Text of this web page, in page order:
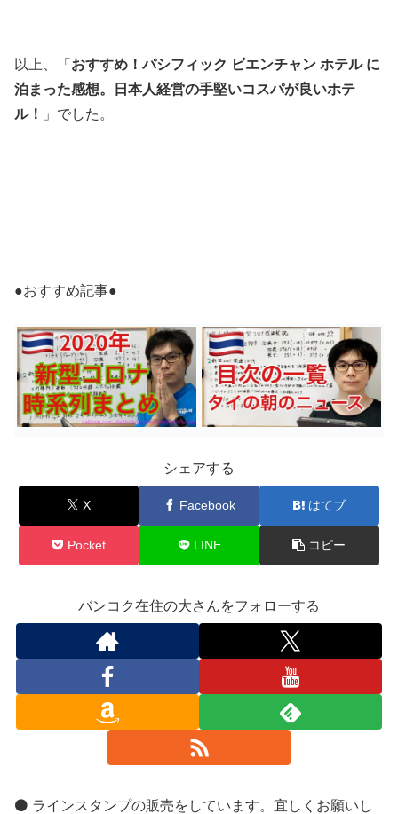
以上、「 おすすめ！パシフィック ビエンチャン ホテル に
泊まった感想。日本人経営の手堅いコスパが良いホテ
ル！
」でした。
●おすすめ記事●
シェアする
X Facebook はてブ
Pocket LINE コピー
バンコク在住の大さんをフォローする
⚫️ ラインスタンプの販売をしています。宜しくお願いし